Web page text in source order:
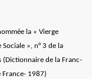
la « Vierge
», n° 3 de la
(Dictionnaire de la Franc-
France- 1987)